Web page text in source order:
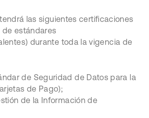
las siguientes certificaciones
estándares
durante toda la vigencia de
de Seguridad de Datos para la
de Pago);
de la Información de